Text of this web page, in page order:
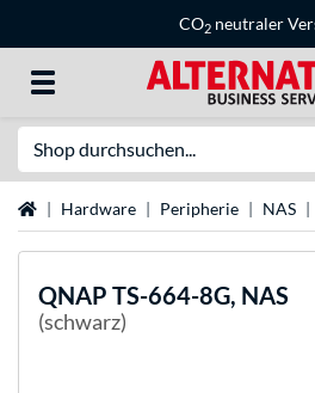
CO2 neutraler
StartseiteHardware Peripherie NAS
QNAP TS-664-8G, NAS
(schwarz)